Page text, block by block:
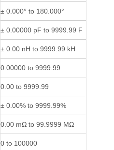
± 0.000° to 180.000°
± 0.00000 pF to 9999.99 F
± 0.00 nH to 9999.99 kH
0.00000 to 9999.99
0.00 to 9999.99
± 0.00% to 9999.99%
0.00 mΩ to 99.9999 MΩ
0 to 100000